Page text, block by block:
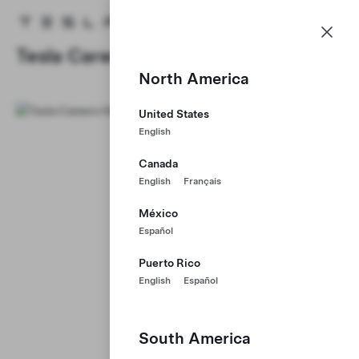
Tesla ana sayfa
Skip to main content
North America
United States
English
Canada
English Français
México
Español
Puerto Rico
English Español
South America
Tesla Careers